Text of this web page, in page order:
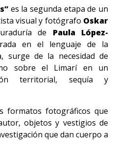
es la segunda etapa de un
visual y fotógrafo Oskar
de Paula López-
en el lenguaje de la
surge de la necesidad de
sobre el Limarí en un
territorial, sequía y
formatos fotográficos que
objetos y vestigios de
que dan cuerpo a